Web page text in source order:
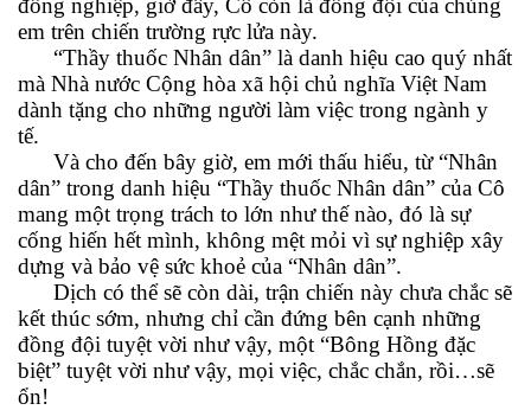
em trên chiến trường rực lửa này.
“Thầy thuốc Nhân dân” là danh hiệu cao quý nhất
mà Nhà nước Cộng hòa xã hội chủ nghĩa Việt Nam
dành tặng cho những người làm việc trong ngành y
tế.
Và cho đến bây giờ, em mới thấu hiểu, từ “Nhân
dân” trong danh hiệu “Thầy thuốc Nhân dân” của Cô
mang một trọng trách to lớn như thế nào, đó là sự
cống hiến hết mình, không mệt mỏi vì sự nghiệp xây
dựng và bảo vệ sức khoẻ của “Nhân dân”.
Dịch có thể sẽ còn dài, trận chiến này chưa chắc sẽ
kết thúc sớm, nhưng chỉ cần đứng bên cạnh những
đồng đội tuyệt vời như vậy, một “Bông Hồng đặc
biệt” tuyệt vời như vậy, mọi việc, chắc chắn, rồi…sẽ
ổn!